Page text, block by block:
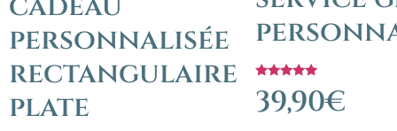
personnalisée
rectangulaire
plate
5.00
sur 5
39,90€